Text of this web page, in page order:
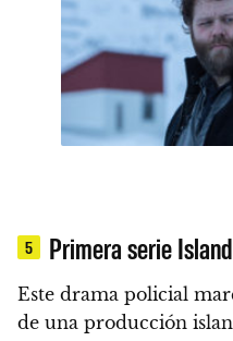
5 Primera serie
Este drama policial
de una producción